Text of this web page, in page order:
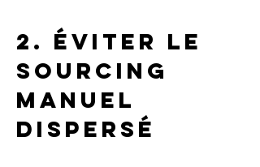
2. Éviter le
sourcing
manuel
dispersé